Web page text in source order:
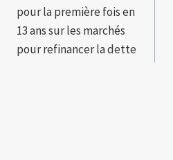
l’article
pour la première fois en
13 ans sur les marchés
pour refinancer la dette